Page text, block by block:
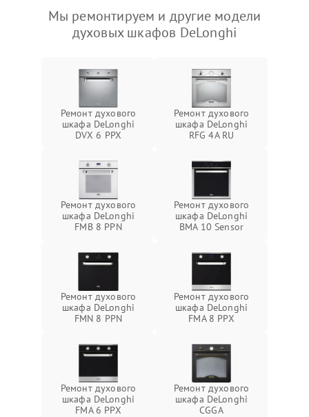
Мы ремонтируем и другие модели
духовых шкафов DeLonghi
Ремонт духового
шкафа DeLonghi
DVX 6 PPX
Ремонт духового
шкафа DeLonghi
RFG 4A RU
Ремонт духового
шкафа DeLonghi
FMB 8 PPN
Ремонт духового
шкафа DeLonghi
BMA 10 Sensor
Ремонт духового
шкафа DeLonghi
FMN 8 PPN
Ремонт духового
шкафа DeLonghi
FMA 8 PPX
Ремонт духового
шкафа DeLonghi
FMA 6 PPX
Ремонт духового
шкафа DeLonghi
CGGA